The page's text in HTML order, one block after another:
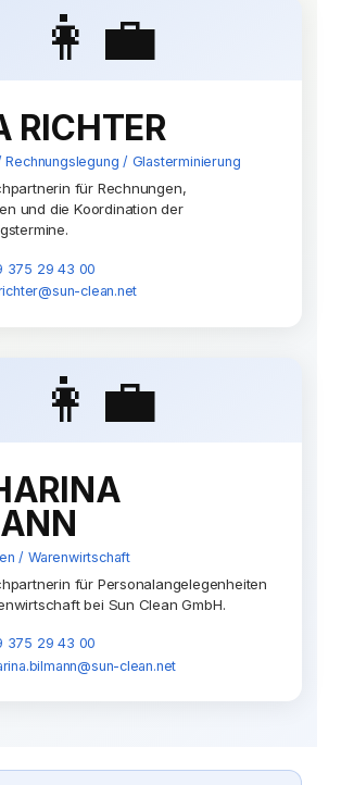
👩‍💼
RICHTER
Rechnungslegung / Glasterminierung
für Rechnungen,
und die Koordination der
375 29 43 00
clean.net
👩‍💼
/ Warenwirtschaft
für Personalangelegenheiten
bei Sun Clean GmbH.
375 29 43 00
clean.net